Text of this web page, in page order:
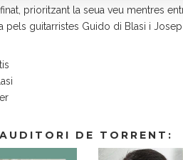
prioritzant la seua veu mentres
guitarristes Guido di Blasi i Josep
DE TORRENT: